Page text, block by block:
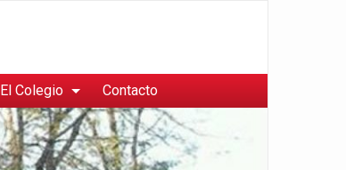
El Colegio Contacto